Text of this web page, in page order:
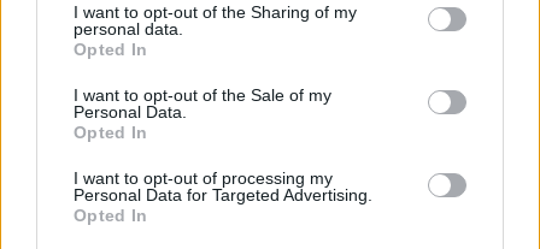
not limited to your visit or usage behaviour. You may click to
grant or deny consent to Google and its third-party tags to
use your data for below specified purposes in below Google
consent section.
I want to opt-out of the Sharing of my
personal data.
Opted In
I want to opt-out of the Sale of my
Personal Data.
Opted In
I want to opt-out of processing my
Personal Data for Targeted Advertising.
Opted In
A minőségben fürödhetünk a dunaszerdahelyi
Thermálparkban